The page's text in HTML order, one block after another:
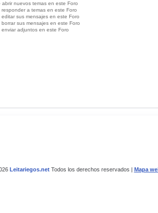
abrir nuevos temas en este Foro
responder a temas en este Foro
editar sus mensajes en este Foro
borrar sus mensajes en este Foro
enviar adjuntos en este Foro
Leitariegos.netTodos los derechos reservados | Mapa